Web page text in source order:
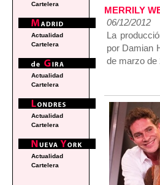
MERRILY
06/12/2012
La
por Damian
de marzo de
Cartelera
Actualidad
Cartelera
Actualidad
Cartelera
Actualidad
Cartelera
Actualidad
Cartelera